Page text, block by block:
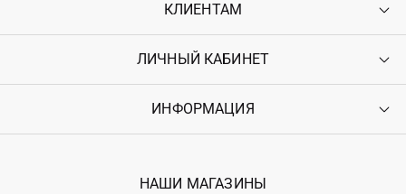
КЛИЕНТАМ
Контакты
Возврат
Гарантия
ЛИЧНЫЙ КАБИНЕТ
Войти
Ostriv Club+
ИНФОРМАЦИЯ
Наши магазини
НАШИ МАГАЗИНЫ